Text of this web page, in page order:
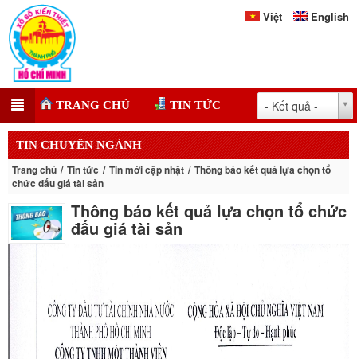
Việt English
TRANG CHỦ TIN TỨC - Kết quả -
TIN CHUYÊN NGÀNH
Trang chủ Tin tức Tin mới cập nhật
Thông báo kết quả lựa chọn tổ
chức đấu giá tài sản
Thông báo kết quả lựa chọn tổ chức
đấu giá tài sản